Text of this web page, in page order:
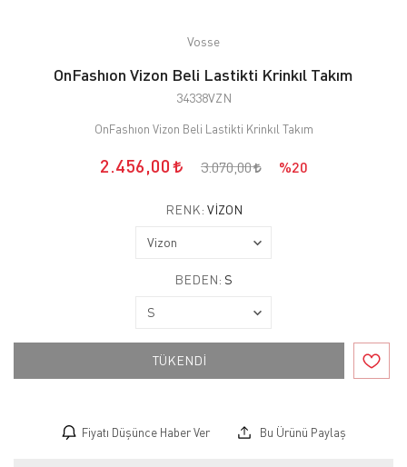
Vosse
OnFashıon Vizon Beli Lastikti Krinkıl Takım
34338VZN
OnFashıon Vizon Beli Lastikti Krinkıl Takım
2.456,00 3.070,00 %20
RENK: VIZON
BEDEN: S
TÜKENDİ
Fiyatı Düşünce Haber Ver Bu Ürünü Paylaş